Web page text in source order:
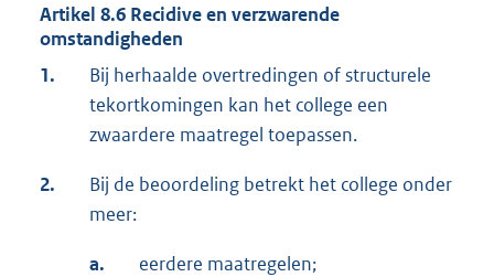
Artikel 8.6 Recidive en verzwarende
omstandigheden
1.
Bij herhaalde overtredingen of structurele
tekortkomingen kan het college een
zwaardere maatregel toepassen.
2.
Bij de beoordeling betrekt het college onder
meer:
a. eerdere maatregelen;